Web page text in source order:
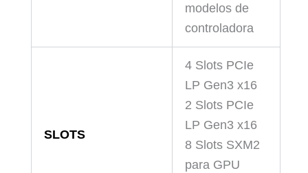
modelos de
controladora
SLOTS
4 Slots PCIe
LP Gen3 x16
2 Slots PCIe
LP Gen3 x16
8 Slots SXM2
para GPU